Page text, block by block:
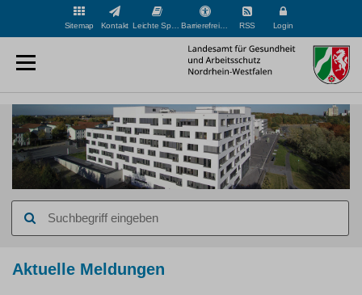
Sitemap Kontakt Barrierefreiheit RSS Login
eingeben
Hauptinhaltsbereich
Aktuelle Meldungen